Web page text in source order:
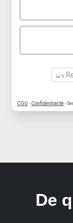
CGU - Confidentialité-
De